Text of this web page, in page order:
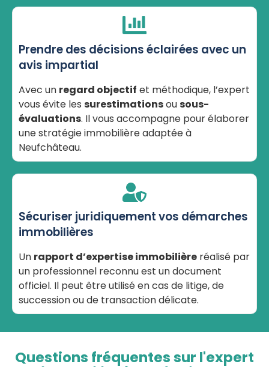
Prendre des décisions éclairées avec un
avis impartial
Avec un regard objectif et méthodique, l’expert
vous évite les surestimationsousous-
évaluations. Il vous accompagne pour élaborer
une stratégie immobilière adaptée à
Neufchâteau.
Sécuriser juridiquement vos démarches
immobilières
Un rapport d’expertise immobilière réalisé par
un professionnel reconnu est un document
officiel. Il peut être utilisé en cas de litige, de
succession ou de transaction délicate.
Questions fréquentes sur l'expert